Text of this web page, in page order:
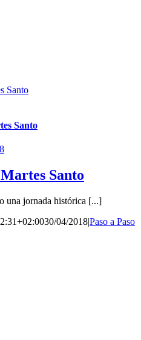
Santo
Santo
Santo
una jornada histórica [...]
30/04/2018|Paso a Paso